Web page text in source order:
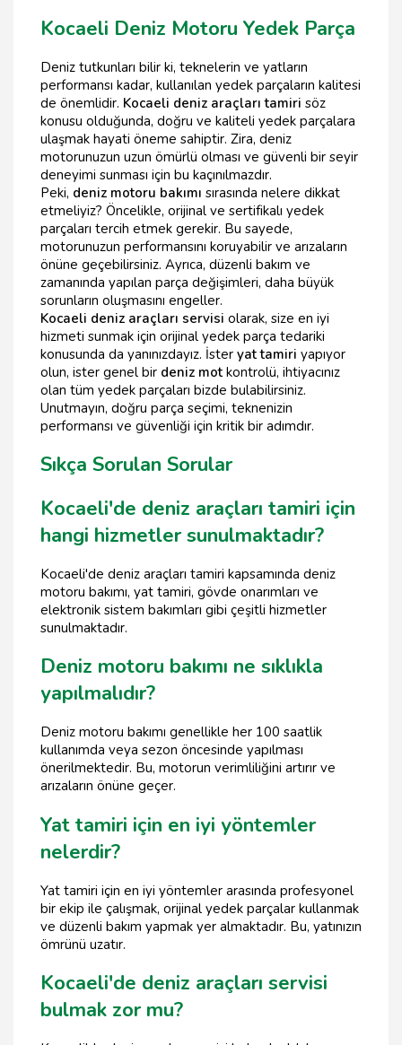
Kocaeli Deniz Motoru Yedek Parça
Deniz tutkunları bilir ki, teknelerin ve yatların
performansı kadar, kullanılan yedek parçaların kalitesi
de önemlidir. Kocaeli deniz araçları tamiri söz
konusu olduğunda, doğru ve kaliteli yedek parçalara
ulaşmak hayati öneme sahiptir. Zira, deniz
motorunuzun uzun ömürlü olması ve güvenli bir seyir
deneyimi sunması için bu kaçınılmazdır.
Peki, deniz motoru bakımı sırasında nelere dikkat
etmeliyiz? Öncelikle, orijinal ve sertifikalı yedek
parçaları tercih etmek gerekir. Bu sayede,
motorunuzun performansını koruyabilir ve arızaların
önüne geçebilirsiniz. Ayrıca, düzenli bakım ve
zamanında yapılan parça değişimleri, daha büyük
sorunların oluşmasını engeller.
Kocaeli deniz araçları servisi olarak, size en iyi
hizmeti sunmak için orijinal yedek parça tedariki
konusunda da yanınızdayız. İster yat tamiri yapıyor
olun, ister genel bir deniz mot kontrolü, ihtiyacınız
olan tüm yedek parçaları bizde bulabilirsiniz.
Unutmayın, doğru parça seçimi, teknenizin
performansı ve güvenliği için kritik bir adımdır.
Sıkça Sorulan Sorular
Kocaeli'de deniz araçları tamiri için
hangi hizmetler sunulmaktadır?
Kocaeli'de deniz araçları tamiri kapsamında deniz
motoru bakımı, yat tamiri, gövde onarımları ve
elektronik sistem bakımları gibi çeşitli hizmetler
sunulmaktadır.
Deniz motoru bakımı ne sıklıkla
yapılmalıdır?
Deniz motoru bakımı genellikle her 100 saatlik
kullanımda veya sezon öncesinde yapılması
önerilmektedir. Bu, motorun verimliliğini artırır ve
arızaların önüne geçer.
Yat tamiri için en iyi yöntemler
nelerdir?
Yat tamiri için en iyi yöntemler arasında profesyonel
bir ekip ile çalışmak, orijinal yedek parçalar kullanmak
ve düzenli bakım yapmak yer almaktadır. Bu, yatınızın
ömrünü uzatır.
Kocaeli'de deniz araçları servisi
bulmak zor mu?